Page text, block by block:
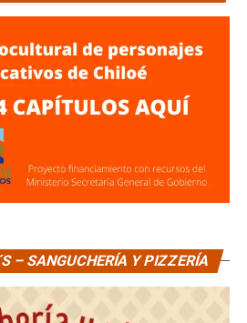
– SANGUCHERÍA Y PIZZERÍA